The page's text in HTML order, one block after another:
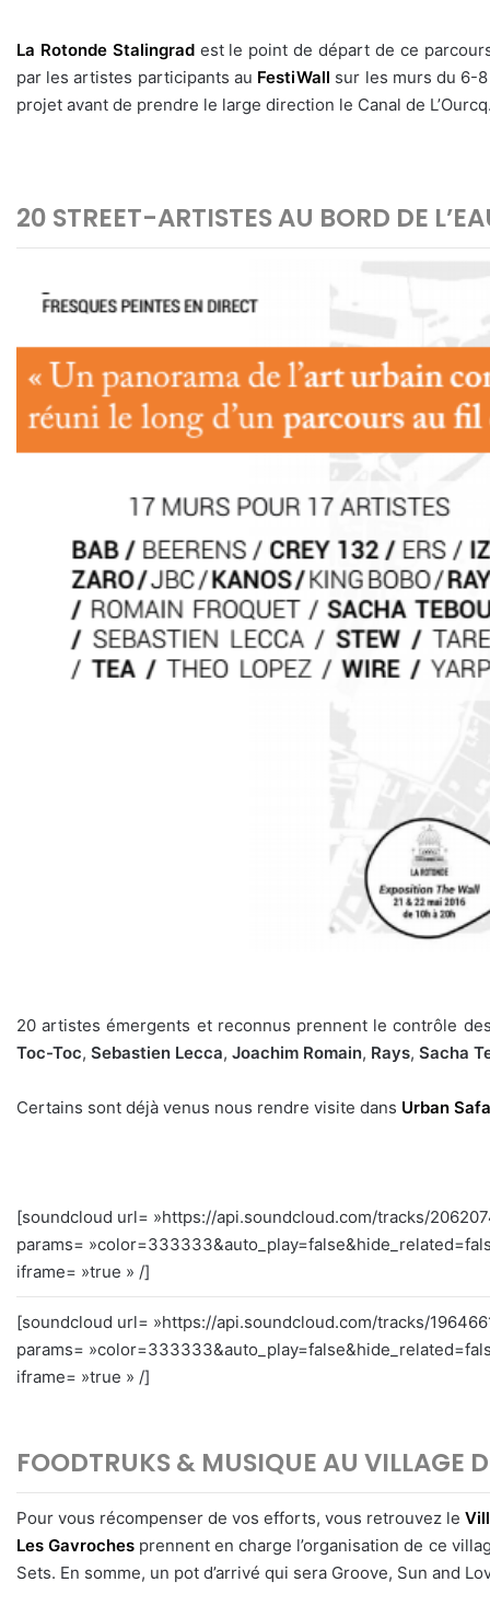
La Rotonde Stalingradest le point de départ de ce
par les artistes participants au FestiWall sur les murs du 6-
projet avant de prendre le large direction le Canal de
20 STREET-ARTISTES AU BORD DE
20 artistes émergents et reconnus prennent le contrôle
Toc-Toc, Sebastien Lecca, Joachim Romain, Rays, Sacha
Certains sont déjà venus nous rendre visite dans Urban
[soundcloud url= »https://api.soundcloud.com/tracks/
params=
iframe= »true » /]
[soundcloud url= »https://api.soundcloud.com/tracks/
params=
iframe= »true » /]
FOODTRUKS & MUSIQUE AU VILLAGE
Pour vous récompenser de vos efforts, vous retrouvez le
Les Gavroches prennent en charge l’organisation de ce
Sets. En somme, un pot d’arrivé qui sera Groove, Sun and